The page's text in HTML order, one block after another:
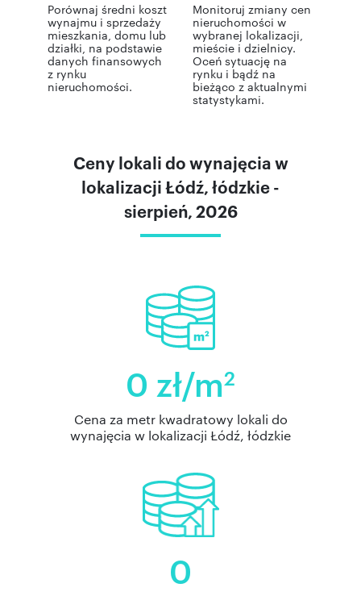
Porównaj średni koszt
wynajmu i sprzedaży
mieszkania, domu lub
działki, na podstawie
danych finansowych
z rynku
nieruchomości.
Monitoruj zmiany cen
nieruchomości w
wybranej lokalizacji,
mieście i dzielnicy.
Oceń sytuację na
rynku i bądź na
bieżąco z aktualnymi
statystykami.
Ceny lokali do wynajęcia w
lokalizacji Łódź, łódzkie -
sierpień, 2026
0 zł/m2
Cena za metr kwadratowy lokali do
wynajęcia w lokalizacji Łódź, łódzkie
0